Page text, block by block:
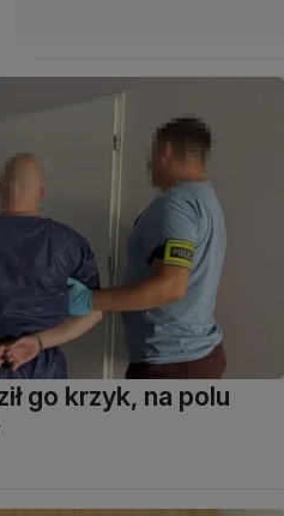
go krzyk, na polu